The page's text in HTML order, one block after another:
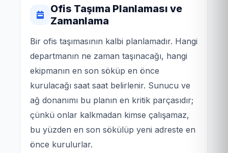
Ofis Taşıma Planlaması ve
Zamanlama
Bir ofis taşımasının kalbi planlamadır. Hangi
departmanın ne zaman taşınacağı, hangi
ekipmanın en son söküp en önce
kurulacağı saat saat belirlenir. Sunucu ve
ağ donanımı bu planın en kritik parçasıdır;
çünkü onlar kalkmadan kimse çalışamaz,
bu yüzden en son sökülüp yeni adreste en
önce kurulurlar.